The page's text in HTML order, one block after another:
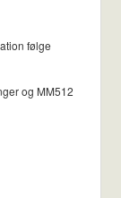
følge
og MM512